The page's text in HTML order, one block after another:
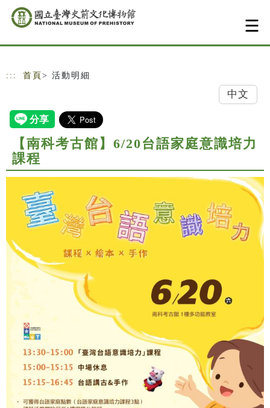
跳到主要內容
網站導覽
::: 首頁 > 活動明細
中文
【南科考古館】6/20台語家庭意識培力
課程